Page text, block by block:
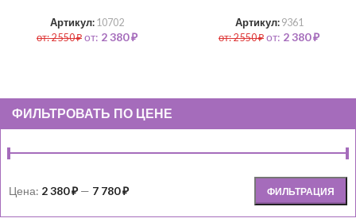
ФИЛЬТРОВАТЬ ПО ЦЕНЕ
ФИЛЬТРАЦИЯ
Цена: 2 380 ₽— 7 780 ₽
Артикул: 10702
от:2 550₽ от: 2 380₽
Артикул: 9361
от:2 550₽ от: 2 380₽